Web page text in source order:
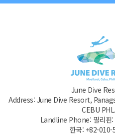
June Dive
Address: June Dive Resort,
CEBU
Landline Phone: 필리핀
한국: +82-